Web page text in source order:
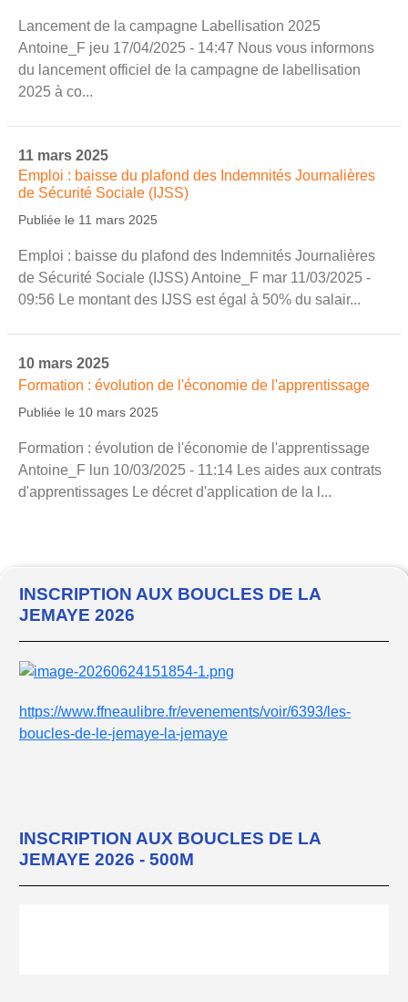
Lancement de la campagne Labellisation 2025
Antoine_F jeu 17/04/2025 - 14:47 Nous vous informons
du lancement officiel de la campagne de labellisation
2025 à co...
11 mars 2025
Emploi : baisse du plafond des Indemnités Journalières
de Sécurité Sociale (IJSS)
Publiée le 11 mars 2025
Emploi : baisse du plafond des Indemnités Journalières
de Sécurité Sociale (IJSS) Antoine_F mar 11/03/2025 -
09:56 Le montant des IJSS est égal à 50% du salair...
10 mars 2025
Formation : évolution de l'économie de l'apprentissage
Publiée le 10 mars 2025
Formation : évolution de l'économie de l'apprentissage
Antoine_F lun 10/03/2025 - 11:14 Les aides aux contrats
d'apprentissages Le décret d'application de la l...
INSCRIPTION AUX BOUCLES DE LA
JEMAYE 2026
https://www.ffneaulibre.fr/evenements/voir/6393/les-
boucles-de-le-jemaye-la-jemaye
INSCRIPTION AUX BOUCLES DE LA
JEMAYE 2026 - 500M